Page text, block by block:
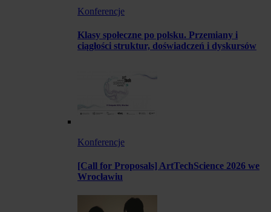
Konferencje
Klasy społeczne po polsku. Przemiany i
ciągłości struktur, doświadczeń i dyskursów
Konferencje
[Call for Proposals] ArtTechScience 2026 we
Wrocławiu